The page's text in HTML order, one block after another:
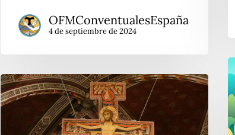
OFMConventualesEspaña
4 de septiembre de 2024
y
Se
le
derritió
corazón…